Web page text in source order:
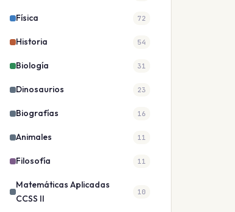
Física 72
Historia 54
Biología 31
Dinosaurios 23
Biografías 16
Animales 11
Filosofía 11
Matemáticas Aplicadas
CCSS II
10